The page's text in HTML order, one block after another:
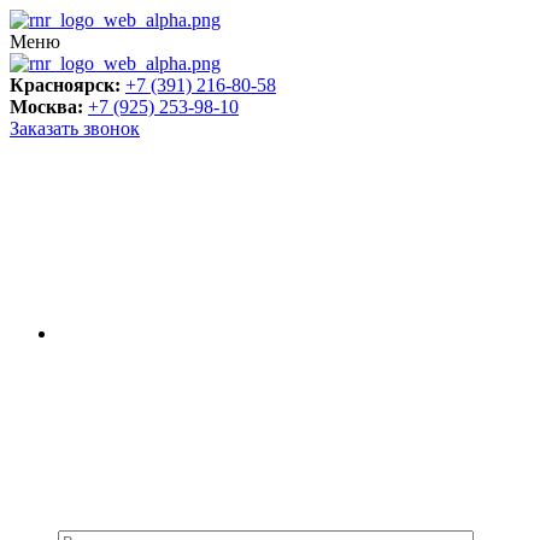
Меню
Красноярск: +7 (391) 216-80-58
Москва: +7 (925) 253-98-10
Заказать звонок